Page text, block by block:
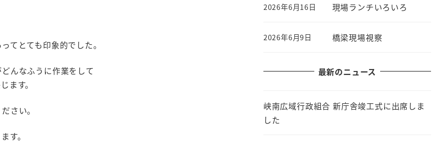
てとても印象的でした。
んなふうに作業をして
ます。
さい。
す。
現場ランチいろいろ
2026年6月16日
橋梁現場視察
2026年6月9日
最新のニュース
峡南広域行政組合 新庁舎竣工式に出席しま
した